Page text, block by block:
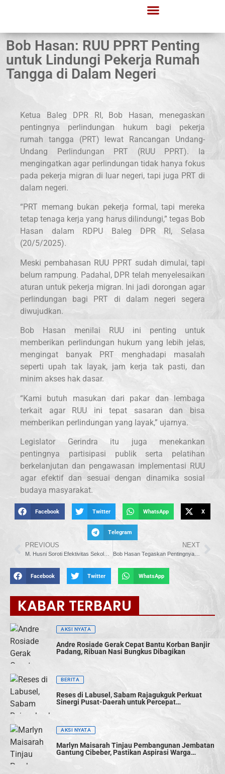
Bob Hasan: RUU PPRT Penting
untuk Lindungi Pekerja Rumah
Tangga di Dalam Negeri
Ketua Baleg DPR RI, Bob Hasan, menegaskan
pentingnya perlindungan hukum bagi pekerja
rumah tangga (PRT) lewat Rancangan Undang-
Undang Perlindungan PRT (RUU PPRT). Ia
mengingatkan agar perlindungan tidak hanya fokus
pada pekerja migran di luar negeri, tapi juga PRT di
dalam negeri.
“PRT memang bukan pekerja formal, tapi mereka
tetap tenaga kerja yang harus dilindungi,” tegas Bob
Hasan dalam RDPU Baleg DPR RI, Selasa
(20/5/2025).
Meski pembahasan RUU PPRT sudah dimulai, tapi
belum rampung. Padahal, DPR telah menyelesaikan
aturan untuk pekerja migran. Ini jadi dorongan agar
perlindungan bagi PRT di dalam negeri segera
diwujudkan.
Bob Hasan menilai RUU ini penting untuk
memberikan perlindungan hukum yang lebih jelas,
mengingat banyak PRT menghadapi masalah
seperti upah tak layak, jam kerja tak pasti, dan
minim akses hak dasar.
“Kami butuh masukan dari pakar dan lembaga
terkait agar RUU ini tepat sasaran dan bisa
memberikan perlindungan yang layak,” ujarnya.
Legislator Gerindra itu juga menekankan
pentingnya partisipasi publik serta pelatihan
berkelanjutan dan pengawasan implementasi RUU
agar efektif dan sesuai dengan dinamika sosial
budaya masyarakat.
Facebook Twitter WhatsApp X
Telegram
PREVIOUS NEXT
Bob Hasan Tegaskan Pentingnya Kepastian Hukum dalam RUU Perlindungan Pekerja Rumah Tangga
Facebook Twitter WhatsApp
KABAR TERBARU
AKSI NYATA
Andre Rosiade Gerak Cepat Bantu Korban Banjir
Padang, Ribuan Nasi Bungkus Dibagikan
BERITA
Reses di Labusel, Sabam Rajagukguk Perkuat
Sinergi Pusat-Daerah untuk Percepat
AKSI NYATA
Marlyn Maisarah Tinjau Pembangunan Jembatan
Gantung Cibeber, Pastikan Aspirasi Warga